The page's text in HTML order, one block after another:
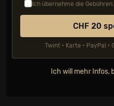
Ich übernehme die
CHF 20
Twint • Karte • PayPal •
Ich will mehr Infos,